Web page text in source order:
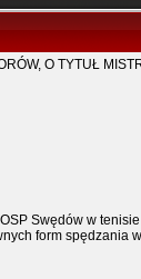
O TYTUŁ
Swędów w
form spędzania